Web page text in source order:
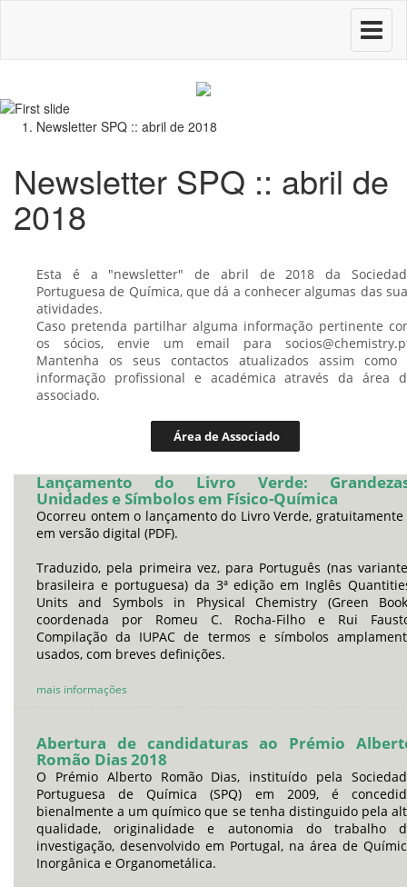
Toggle
Newsletter SPQ :: abril de 2018
Newsletter SPQ :: abril de
2018
Esta é a "newsletter" de abril de 2018 da
Portuguesa de Química, que dá a conhecer algumas das
atividades.
Caso pretenda partilhar alguma informação pertinente
os sócios, envie um email para
Mantenha os seus contactos atualizados assim como
informação profissional e académica através da área
associado.
Área de Associado
Lançamento do Livro Verde:
Unidades e Símbolos em Físico-Química
Ocorreu ontem o lançamento do Livro Verde, gratuitamente
em versão digital (PDF).
Traduzido, pela primeira vez, para Português (nas
brasileira e portuguesa) da 3ª edição em Inglês
Units and Symbols in Physical Chemistry (Green
coordenada por Romeu C. Rocha-Filho e Rui
Compilação da IUPAC de termos e símbolos
usados, com breves definições.
mais informações
Abertura de candidaturas ao Prémio
Romão Dias 2018
O Prémio Alberto Romão Dias, instituído pela
Portuguesa de Química (SPQ) em 2009, é
bienalmente a um químico que se tenha distinguido pela
qualidade, originalidade e autonomia do trabalho
investigação, desenvolvido em Portugal, na área de
Inorgânica e Organometálica.